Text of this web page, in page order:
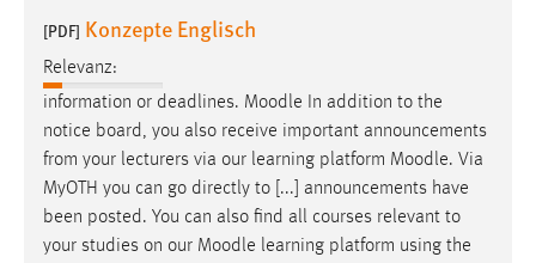
[PDF] Konzepte Englisch
Relevanz:
information or deadlines. Moodle In addition to the
notice board, you also receive important announcements
from your lecturers via our learning platform Moodle. Via
MyOTH you can go directly to [...] announcements have
been posted. You can also find all courses relevant to
your studies on our Moodle learning platform using the
EXTERNE MEDIEN
Um Inhalte von Videoplattformen und Social Media
Plattformen anzeigen zu können, werden von diesen
externen Medien Cookies gesetzt.
YouTube
Vimeo